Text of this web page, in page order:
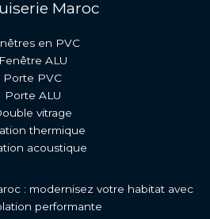
Maroc
en PVC
Fenêtre ALU
Porte PVC
Porte ALU
vitrage
thermique
acoustique
: modernisez votre habitat avec
performante